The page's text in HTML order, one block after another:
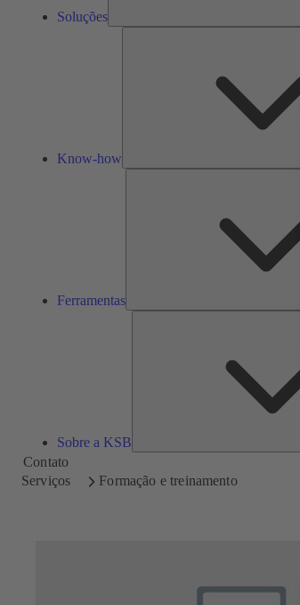
Soluções
Know-how
Ferramentas
Sobre a KSB
Contato
Serviços
Formação e treinamento